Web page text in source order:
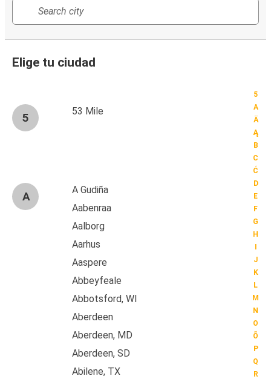
Elige tu ciudad
5
A
Ä
Ą
B
C
Ć
D
E
F
G
H
J
K
L
M
N
O
Õ
P
Q
R
5
53 Mile
A
A Gudiña
Aabenraa
Aalborg
Aarhus
Aaspere
Abbeyfeale
Abbotsford, WI
Aberdeen
Aberdeen, MD
Aberdeen, SD
Abilene, TX